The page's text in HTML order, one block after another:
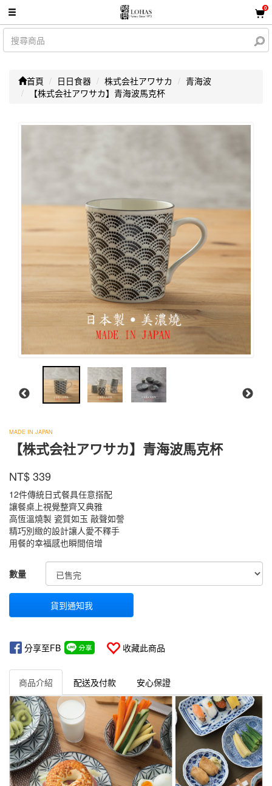
0
首頁 日日食器 株式会社アワサカ
青海波
【株式会社アワサカ】青海波馬克杯
MADE IN JAPAN
【株式会社アワサカ】青海波馬克杯
商品代號 667
KO-
667
品牌
株
式
会
ア
ワ
サ
カ
NT$339
12件傳統日式餐具任意搭配
讓餐桌上視覺整齊又典雅
高恆溫燒製 瓷質如玉 敲聲如謦
精巧別緻的設計讓人愛不釋手
用餐的幸福感也瞬間倍增
GOODS000000000000000000640
數量
貨到通知我
分享至FB 收藏此商品
商品介紹 配送及付款 安心保證